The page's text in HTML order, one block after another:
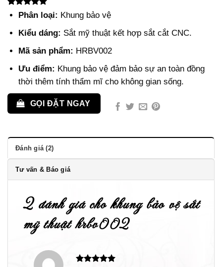
5.00trên 5
2
đánh giá
Phân loại: Khung bảo vệ
Kiểu dáng: Sắt mỹ thuật kết hợp sắt cắt CNC.
Mã sản phẩm: HRBV002
Ưu điểm: Khung bảo vệ đảm bảo sự an toàn đồng
thời thêm tính thẩm mĩ cho không gian sống.
GỌI ĐẶT NGAY
Đánh giá (2)
Tư vấn & Báo giá
2 đánh giá chokhung bảo vệ sắt
mỹ thuật hrbv002